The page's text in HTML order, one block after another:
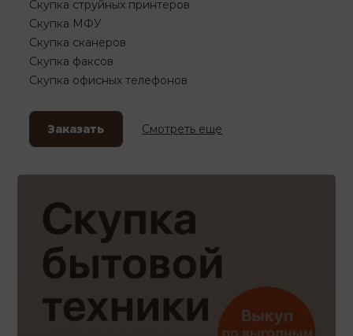
Скупка струйных принтеров
Скупка МФУ
Скупка сканеров
Скупка факсов
Скупка офисных телефонов
Заказать Смотреть еще